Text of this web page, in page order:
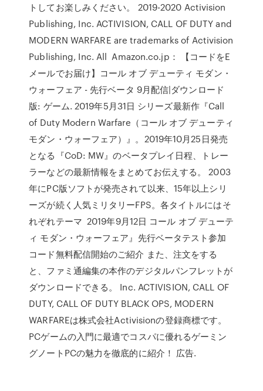
トしてお楽しみください。 2019-2020 Activision
Publishing, Inc. ACTIVISION, CALL OF DUTY and
MODERN WARFARE are trademarks of Activision
Publishing, Inc. All Amazon.co.jp： 【コードをE
メールでお届け】コール オブ デューティ モダン・
ウォーフェア - 先行ベータ 9月配信|ダウンロード
版: ゲーム. 2019年5月31日 シリーズ最新作『Call
of Duty Modern Warfare（コール オブ デューティ
モダン・ウォーフェア）』。2019年10月25日発売
となる『CoD: MW』のベータプレイ日程、トレー
ラーなどの最新情報をまとめてお伝えする。 2003
年にPC版ソフトが発売されて以来、15年以上シリ
ーズが続く人気ミリタリーFPS。各タイトルにはそ
れぞれテーマ 2019年9月12日 コール オブ デューテ
ィ モダン・ウォーフェア』先行ベータテスト参加
コード無料配信開始のご紹介 また、注文をする
と、ファミ通編集の本作のデジタルパンフレットが
ダウンロードできる。 Inc. ACTIVISION, CALL OF
DUTY, CALL OF DUTY BLACK OPS, MODERN
WARFAREは株式会社Activisionの登録商標です。
PCゲームの入門に最適でコスパに優れるゲーミン
グノートPCの魅力を徹底的に紹介！ 広告.